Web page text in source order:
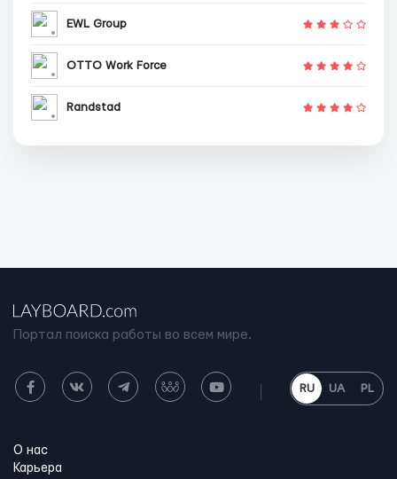
EWL Group
OTTO Work Force
Randstad
Портал поиска работы во всем мире.
RU UA PL
О нас
Карьера